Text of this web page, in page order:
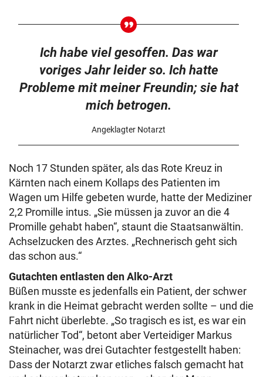
Ich habe viel gesoffen. Das war
voriges Jahr leider so. Ich hatte
Probleme mit meiner Freundin; sie hat
mich betrogen.
Angeklagter Notarzt
Noch 17 Stunden später, als das Rote Kreuz in
Kärnten nach einem Kollaps des Patienten im
Wagen um Hilfe gebeten wurde, hatte der Mediziner
2,2 Promille intus. „Sie müssen ja zuvor an die 4
Promille gehabt haben“, staunt die Staatsanwältin.
Achselzucken des Arztes. „Rechnerisch geht sich
das schon aus.“
Gutachten entlasten den Alko-Arzt
Büßen musste es jedenfalls ein Patient, der schwer
krank in die Heimat gebracht werden sollte – und die
Fahrt nicht überlebte. „So tragisch es ist, es war ein
natürlicher Tod“, betont aber Verteidiger Markus
Steinacher, was drei Gutachter festgestellt haben:
Dass der Notarzt zwar etliches falsch gemacht hat